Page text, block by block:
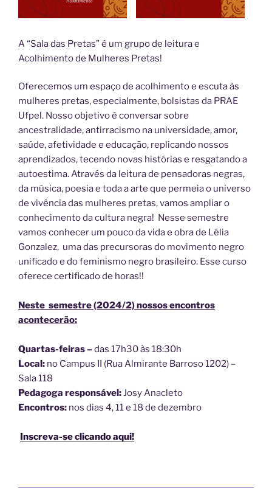
A “Sala das Pretas” é um grupo de leitura e
Acolhimento de Mulheres Pretas!
Oferecemos um espaço de acolhimento e escuta às
mulheres pretas, especialmente, bolsistas da PRAE
Ufpel. Nosso objetivo é conversar sobre
ancestralidade, antirracismo na universidade, amor,
saúde, afetividade e educação, replicando nossos
aprendizados, tecendo novas histórias e resgatando a
autoestima. Através da leitura de pensadoras negras,
da música, poesia e toda a arte que permeia o universo
de vivência das mulheres pretas, vamos ampliar o
conhecimento da cultura negra! Nesse semestre
vamos conhecer um pouco da vida e obra de Lélia
Gonzalez, uma das precursoras do movimento negro
unificado e do feminismo negro brasileiro. Esse curso
oferece certificado de horas!!
Neste semestre (2024/2) nossos encontros
acontecerão:
Quartas-feiras –das 17h30 às 18:30h
Local: no Campus II (Rua Almirante Barroso 1202) –
Sala 118
Pedagoga responsável:Josy Anacleto
Encontros: nos dias 4, 11 e 18 de dezembro
Inscreva-se clicando aqui!